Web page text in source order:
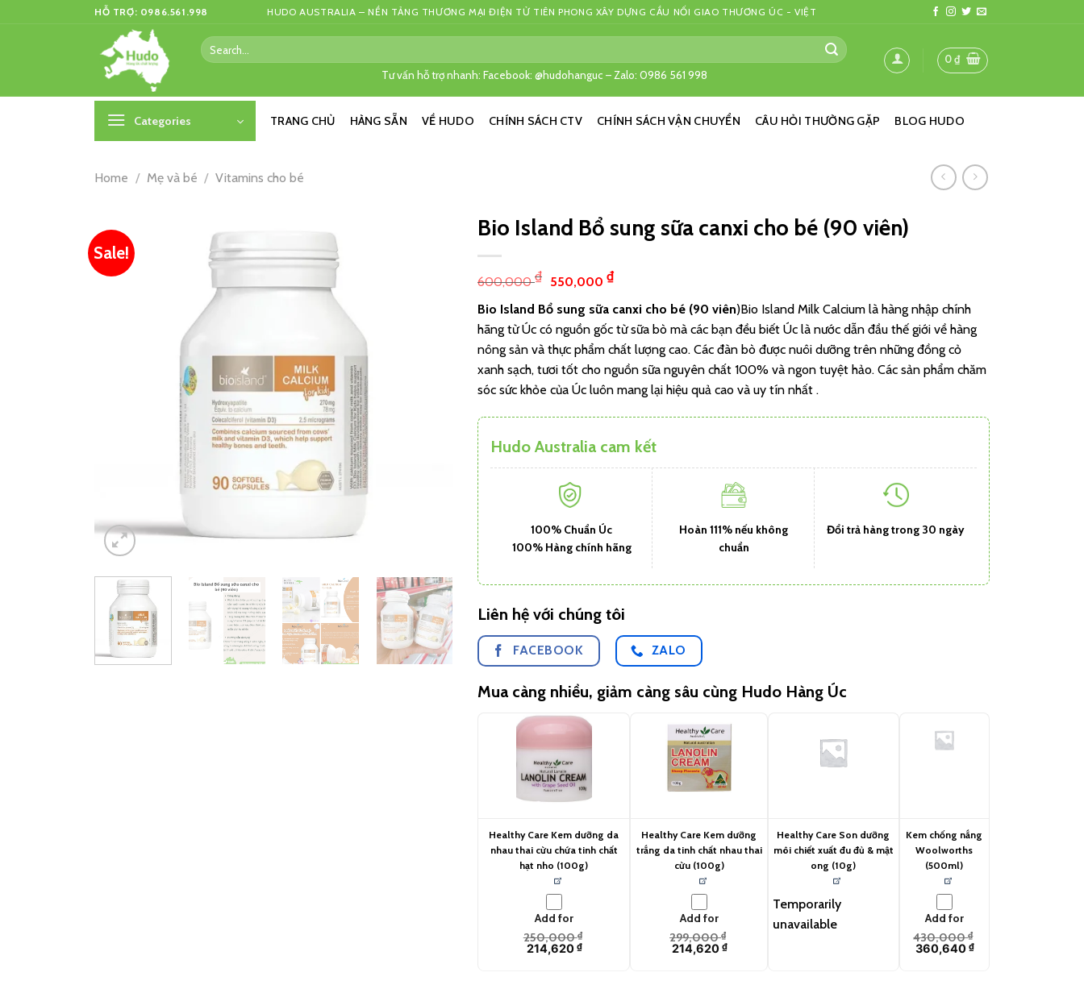
HỖ TRỢ: 0986.561.998 HUDO AUSTRALIA – NỀN TẢNG THƯƠNG MẠI ĐIỆN TỬ TIÊN PHONG XÂY DỰNG CẦU NỐI GIAO THƯƠNG ÚC - VIỆT
Search
for:
Tư vấn hỗ trợ nhanh: Facebook: @hudohanguc – Zalo: 0986 561 998
0₫
Categories TRANG CHỦ HÀNG SẴN VỀ HUDO CHÍNH SÁCH CTV CHÍNH SÁCH VẬN CHUYỂN CÂU HỎI THƯỜNG GẶP BLOG HUDO
Home / Mẹ và bé / Vitamins cho bé
Sale!
Bio Island Bổ sung sữa canxi cho bé (90 viên)
600,000₫ 550,000 ₫
Bio Island Bổ sung sữa canxi cho bé (90 viên)Bio Island Milk Calcium là hàng nhập chính
hãng từ Úc có nguồn gốc từ sữa bò mà các bạn đều biết Úc là nước dẫn đầu thế giới về hàng
nông sản và thực phẩm chất lượng cao. Các đàn bò được nuôi dưỡng trên những đồng cỏ
xanh sạch, tươi tốt cho nguồn sữa nguyên chất 100% và ngon tuyệt hảo. Các sản phẩm chăm
sóc sức khỏe của Úc luôn mang lại hiệu quả cao và uy tín nhất .
Hudo Australia cam kết
100% Chuẩn Úc
100% Hàng chính hãng
Hoàn 111% nếu không
chuẩn
Đổi trả hàng trong 30 ngày
Liên hệ với chúng tôi
FACEBOOK ZALO
Mua càng nhiều, giảm càng sâu cùng Hudo Hàng Úc
Healthy Care Kem dưỡng da
nhau thai cừu chứa tinh chất
hạt nho (100g)
Add for
250,000₫
214,620 ₫
Healthy Care Kem dưỡng
trắng da tinh chất nhau thai
cừu (100g)
Add for
299,000₫
214,620 ₫
Healthy Care Son dưỡng
môi chiết xuất đu đủ & mật
ong (10g)
Temporarily
unavailable
Kem chống nắng
Woolworths
(500ml)
Add for
430,000₫
360,640₫